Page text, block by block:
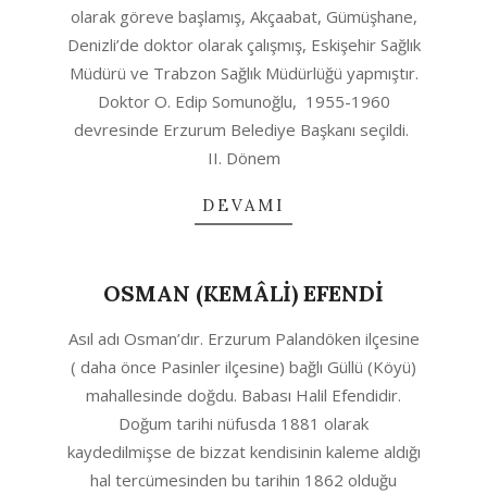
olarak göreve başlamış, Akçaabat, Gümüşhane,
Denizli’de doktor olarak çalışmış, Eskişehir Sağlık
Müdürü ve Trabzon Sağlık Müdürlüğü yapmıştır.
Doktor O. Edip Somunoğlu, 1955-1960
devresinde Erzurum Belediye Başkanı seçildi.
II. Dönem
DEVAMI
OSMAN (KEMÂLİ) EFENDİ
06-
28
Asıl adı Osman’dır. Erzurum Palandöken ilçesine
( daha önce Pasinler ilçesine) bağlı Güllü (Köyü)
mahallesinde doğdu. Babası Halil Efendidir.
Doğum tarihi nüfusda 1881 olarak
kaydedilmişse de bizzat kendisinin kaleme aldığı
hal tercümesinden bu tarihin 1862 olduğu